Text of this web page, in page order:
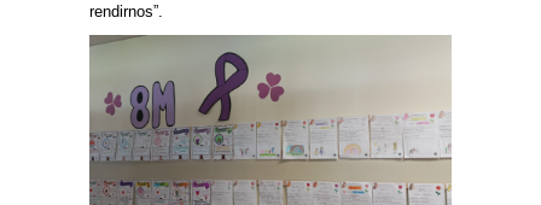
rendirnos”.